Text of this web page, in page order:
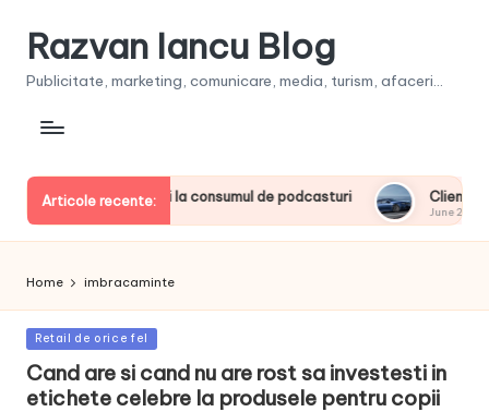
Razvan Iancu Blog
Publicitate, marketing, comunicare, media, turism, afaceri...
Articole recente:
europeni la consumul de podcasturi Clienţii își vor
June 20, 2026
Home imbracaminte
Posted
Retail de orice fel
Cand are si cand nu are rost sa investesti in
etichete celebre la produsele pentru copii